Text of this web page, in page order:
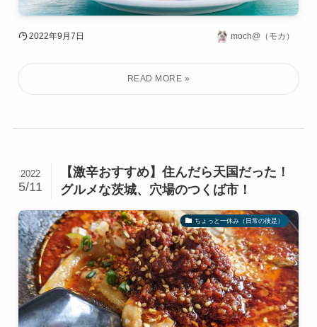
2022年9月7日 moch@（モカ）
【激辛おすすめ】住んだら天国だった！
グルメな茨城、穴場のつくば市！
2022
5/11
ちょっと一休み（日常の彼是）